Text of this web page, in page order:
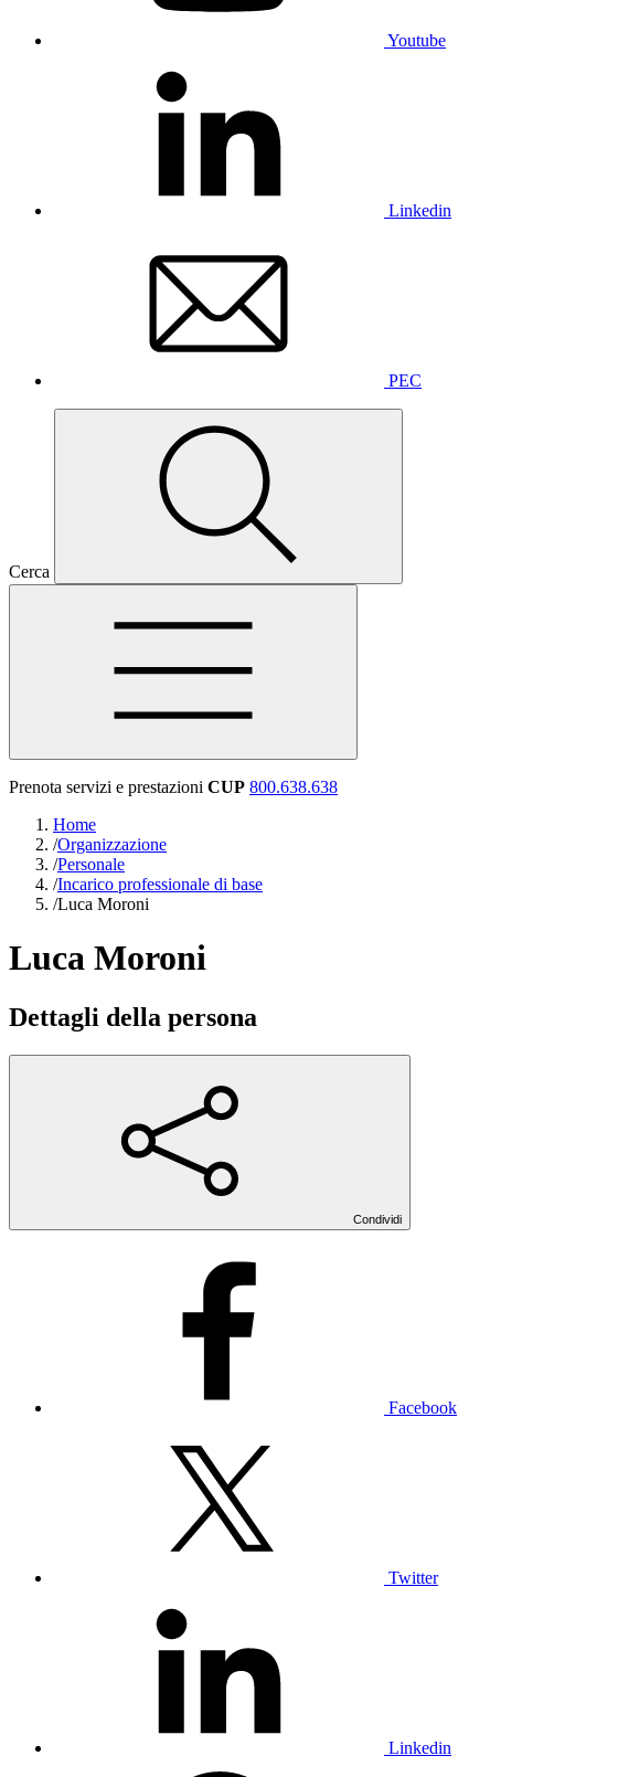
Youtube
Linkedin
PEC
Cerca
Prenota servizi e prestazioni CUP 800.638.638
Home
/Organizzazione
/Personale
/Incarico professionale di base
/Luca Moroni
Luca Moroni
Dettagli della persona
Condividi
Facebook
Twitter
Linkedin